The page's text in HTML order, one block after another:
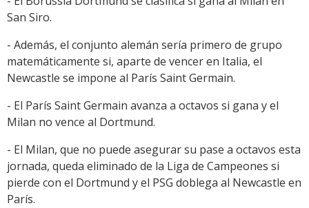
San Siro.
- Además, el conjunto alemán sería primero de grupo
matemáticamente si, aparte de vencer en Italia, el
Newcastle se impone al París Saint Germain.
- El París Saint Germain avanza a octavos si gana y el
Milan no vence al Dortmund.
- El Milan, que no puede asegurar su pase a octavos esta
jornada, queda eliminado de la Liga de Campeones si
pierde con el Dortmund y el PSG doblega al Newcastle en
París.